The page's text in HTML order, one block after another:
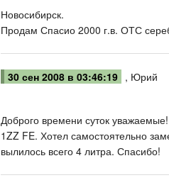
Новосибирск.
Продам Спасио 2000 г.в. ОТС
30 сен 2008 в 03:46:19 , Юрий
Доброго времени суток
1ZZ FE. Хотел самостоятельно
вылилось всего 4 литра. Спасибо!